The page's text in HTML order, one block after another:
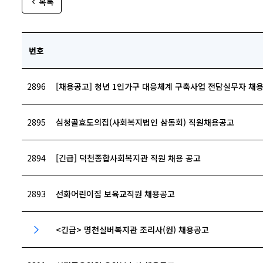
번호
2896 [채용공고] 청년 1인가구 대응체계 구축사업 전담실무자 채
2895 심청골효도의집(사회복지법인 삼동회) 직원채용공고
2894 [긴급] 덕천종합사회복지관 직원 채용 공고
2893 선화어린이집 보육교직원 채용공고
<긴급> 명천실버복지관 조리사(원) 채용공고